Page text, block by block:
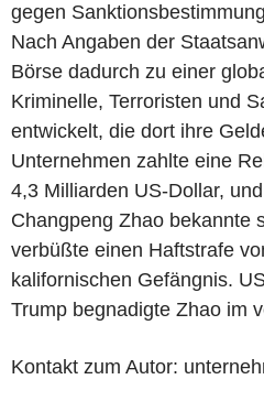
gegen
Nach Angaben der
Börse dadurch zu einer
Kriminelle, Terroristen und
entwickelt, die dort ihre
Unternehmen zahlte eine
4,3 Milliarden US-Dollar,
Changpeng Zhao bekannte
verbüßte einen Haftstrafe
kalifornischen Gefängnis.
Trump begnadigte Zhao im
Kontakt zum Autor: